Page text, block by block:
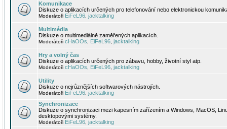
Komunikace
Diskuze o aplikacích určených pro telefonování nebo elektronickou
Moderátoři EiFeL96 jacktalking
Multimédia
Diskuze o multimediálně zaměřených aplikacích.
Moderátoři cHaOOs EiFeL96 jacktalking
Hry a volný čas
Diskuze o aplikacích určených pro zábavu, hobby, životní styl atp.
Moderátoři cHaOOs EiFeL96 jacktalking
Utility
Diskuze o nejrůznějších softwarových nástrojích.
Moderátoři EiFeL96 jacktalking
Synchronizace
Diskuze o synchronizaci mezi kapesním zařízením a Windows, MacOS,
desktopovými systémy.
Moderátoři EiFeL96 jacktalking